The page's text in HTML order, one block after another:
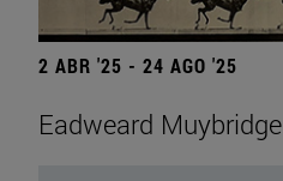
2 ABR '25 - 24 AGO '25
Eadweard Muybridge